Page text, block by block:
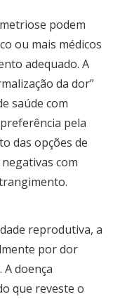
podem
ou mais médicos
adequado. A
da dor”
saúde com
pela
das opções de
com
reprodutiva, a
por dor
doença
que reveste o